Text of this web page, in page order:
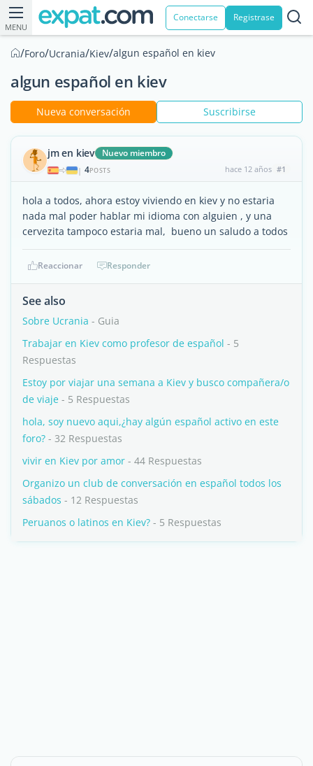
MENU
Conectarse Registrase
/Foro/Ucrania/Kiev/algun español en kiev
algun español en kiev
Nueva conversación Suscribirse
jm en kiev Nuevo miembro
| 4POSTS hace 12 años #1
hola a todos, ahora estoy viviendo en kiev y no estaria
nada mal poder hablar mi idioma con alguien , y una
cervezita tampoco estaria mal, bueno un saludo a todos
Reaccionar Responder
See also
Sobre Ucrania - Guia
Trabajar en Kiev como profesor de español - 5
Respuestas
Estoy por viajar una semana a Kiev y busco compañera/o
de viaje - 5 Respuestas
hola, soy nuevo aqui,¿hay algún español activo en este
foro? - 32 Respuestas
vivir en Kiev por amor - 44 Respuestas
Organizo un club de conversación en español todos los
sábados - 12 Respuestas
Peruanos o latinos en Kiev? - 5 Respuestas